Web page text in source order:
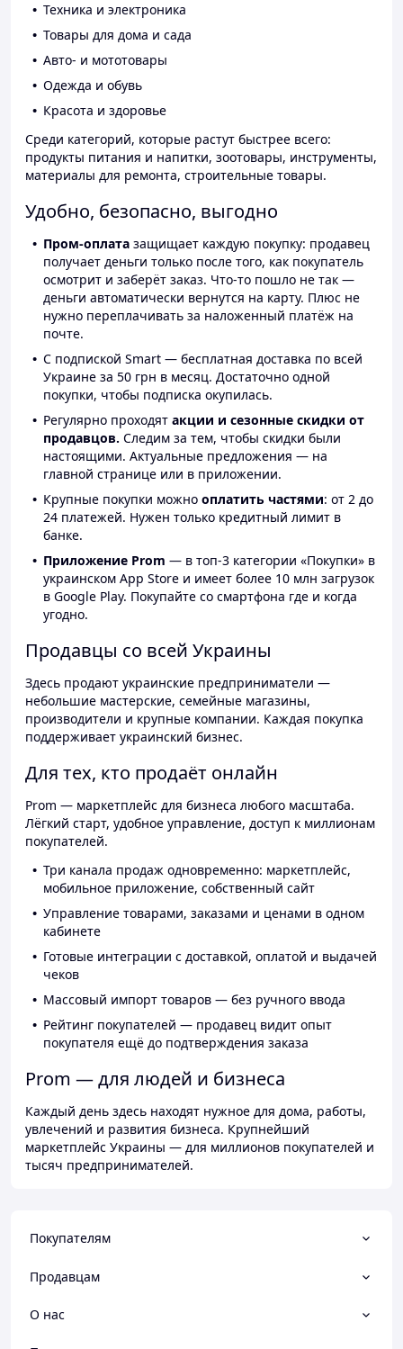
Техника и электроника
Товары для дома и сада
Авто- и мототовары
Одежда и обувь
Красота и здоровье
Среди категорий, которые растут быстрее всего:
продукты питания и напитки, зоотовары, инструменты,
материалы для ремонта, строительные товары.
Удобно, безопасно, выгодно
Пром-оплата защищает каждую покупку: продавец
получает деньги только после того, как покупатель
осмотрит и заберёт заказ. Что-то пошло не так —
деньги автоматически вернутся на карту. Плюс не
нужно переплачивать за наложенный платёж на
почте.
С подпиской Smart — бесплатная доставка по всей
Украине за 50 грн в месяц. Достаточно одной
покупки, чтобы подписка окупилась.
Регулярно проходят акции и сезонные скидки от
продавцов. Следим за тем, чтобы скидки были
настоящими. Актуальные предложения — на
главной странице или в приложении.
Крупные покупки можно оплатить частями: от 2 до
24 платежей. Нужен только кредитный лимит в
банке.
Приложение Prom — в топ-3 категории «Покупки» в
украинском App Store и имеет более 10 млн загрузок
в Google Play. Покупайте со смартфона где и когда
угодно.
Продавцы со всей Украины
Здесь продают украинские предприниматели —
небольшие мастерские, семейные магазины,
производители и крупные компании. Каждая покупка
поддерживает украинский бизнес.
Для тех, кто продаёт онлайн
Prom — маркетплейс для бизнеса любого масштаба.
Лёгкий старт, удобное управление, доступ к миллионам
покупателей.
Три канала продаж одновременно: маркетплейс,
мобильное приложение, собственный сайт
Управление товарами, заказами и ценами в одном
кабинете
Готовые интеграции с доставкой, оплатой и выдачей
чеков
Массовый импорт товаров — без ручного ввода
Рейтинг покупателей — продавец видит опыт
покупателя ещё до подтверждения заказа
Prom — для людей и бизнеса
Каждый день здесь находят нужное для дома, работы,
увлечений и развития бизнеса. Крупнейший
маркетплейс Украины — для миллионов покупателей и
тысяч предпринимателей.
Покупателям
Продавцам
О нас